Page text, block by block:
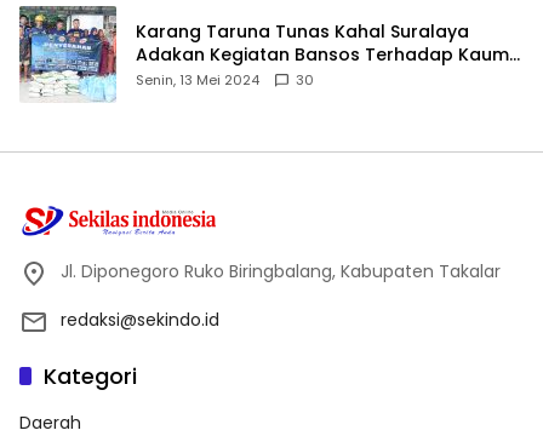
Karang Taruna Tunas Kahal Suralaya
Adakan Kegiatan Bansos Terhadap Kaum
Dhuafa dan Anak Yatim-Piatu
Senin, 13 Mei 2024 30
Jl. Diponegoro Ruko Biringbalang, Kabupaten Takalar
redaksi@sekindo.id
Kategori
Daerah